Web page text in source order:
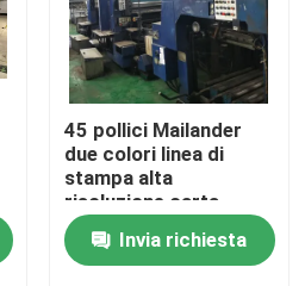
macchinario
latta che fa macchina
scatole di latta
aperta
45 pollici Mailander
due colori linea di
stampa alta
risoluzione carta
stagno con
ammortizzatore di
alcol con alimentatore
Invia richiesta